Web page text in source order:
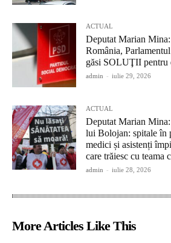
ACTUAL
Deputat Marian
România,
găsi SOLUŢII pentru
admin - iulie 29, 2026
ACTUAL
Deputat Marian
lui Bolojan: spitale în
medici și asistenți
care trăiesc cu teama
admin - iulie 28, 2026
More Articles Like This